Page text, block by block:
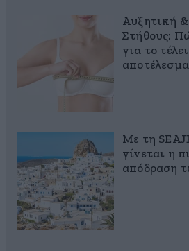
Αυξητική
Στήθους:
για το
αποτέλεσμα
Με τη
γίνεται η
απόδραση